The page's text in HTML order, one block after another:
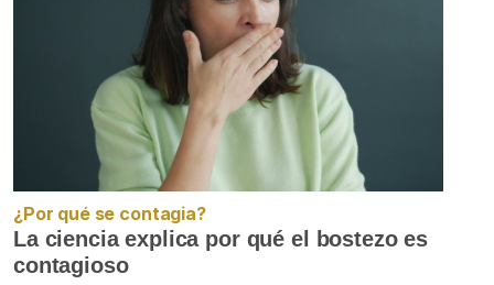
¿Por qué se contagia?
La ciencia explica por qué el bostezo es
contagioso